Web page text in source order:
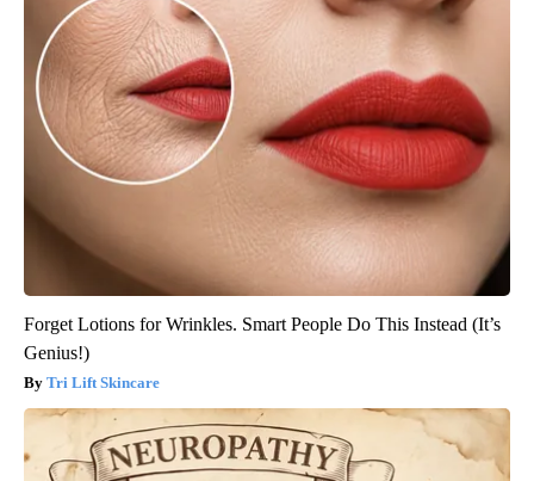
Forget Lotions for Wrinkles. Smart People Do This Instead (It’s
Genius!)
Tri Lift Skincare